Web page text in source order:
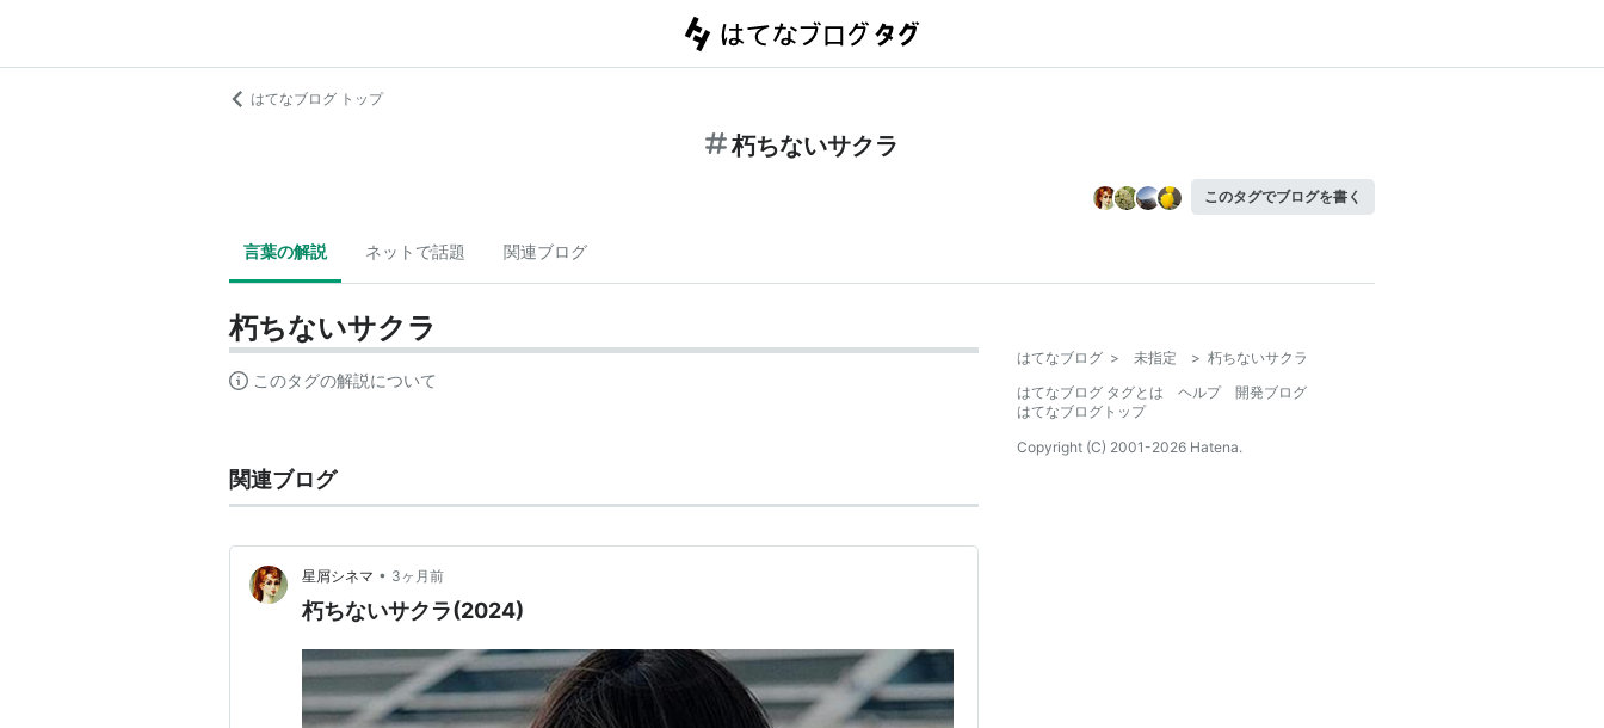
はてなブログ トップ
朽ちないサクラ
このタグでブログを書く
言葉の解説 ネットで話題 関連ブログ
朽ちないサクラ
このタグの解説について
関連ブログ
星屑シネマ • 3ヶ月前
朽ちないサクラ(2024)
はてなブログ > 未指定 > 朽ちないサクラ
はてなブログ タグとは
ヘルプ
開発ブログ
はてなブログトップ
Copyright (C) 2001-2026 Hatena.